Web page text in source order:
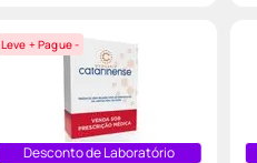
Leve + Pague -
Desconto de Laboratório